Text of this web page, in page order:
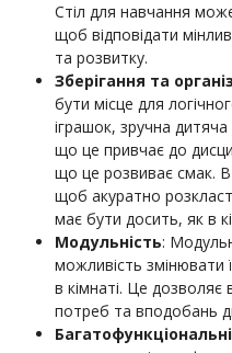
Стіл для навчання
щоб відповідати
та розвитку.
Зберігання та
бути місце для
іграшок, зручна
що це привчає до
що це розвиває смак.
щоб акуратно
має бути досить, як в
Модульність:
можливість змінювати
в кімнаті. Це дозволяє
потреб та вподобань